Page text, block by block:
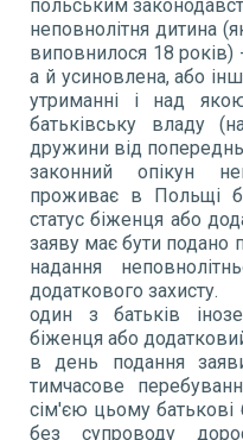
польським
неповнолітня дитина
виповнилося 18 років)
а й усиновлена, або
утриманні і над
батьківську владу
дружини від
законний опікун
проживає в Польщі
статус біженця або
заяву має бути подано
надання
додаткового захисту.
один з батьків
біженця або
в день подання
тимчасове
сім'єю цьому
без супроводу